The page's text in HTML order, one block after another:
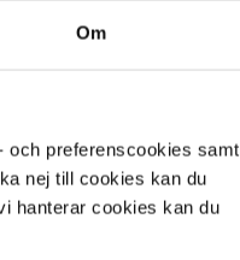
Om
och preferenscookies samt
nej till cookies kan du
hanterar cookies kan du